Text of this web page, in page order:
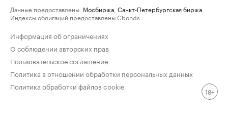
Данные предоставлены: Мосбиржа Санкт-Петербургская биржа
Индексы облигаций предоставлены Cbonds.
Информация об ограничениях
О соблюдении авторских прав
Пользовательское соглашение
Политика в отношении обработки персональных данных
Политика обработки файлов cookie
18+